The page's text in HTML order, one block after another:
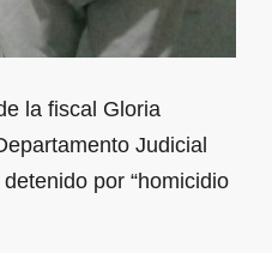
la fiscal Gloria
Judicial
por “homicidio